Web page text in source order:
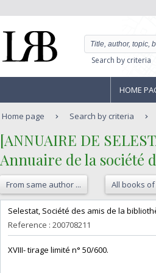
Search by criteria
HOME
Home page Search by criteria
‎[ANNUAIRE DE
‎Annuaire de la société
From same author ... All books
‎Selestat, Société des amis de la
Reference : 200708211
‎XVIII- tirage limité n° 50/600.‎